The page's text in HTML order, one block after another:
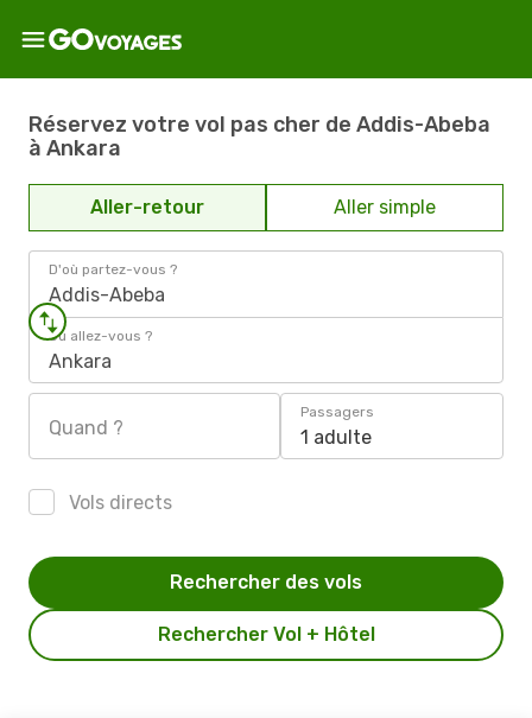
Réservez votre vol pas cher de Addis-Abeba
à Ankara
Aller-retour Aller simple
D'où partez-vous ?
Addis-Abeba
Où allez-vous ?
Ankara
Quand ?
Passagers
1 adulte
Vols directs
Rechercher Vol + Hôtel
Rechercher des vols